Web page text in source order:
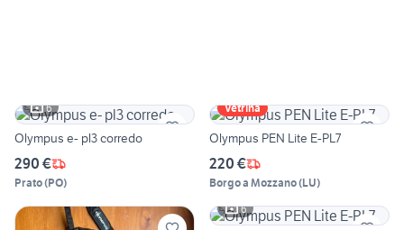
6
Olympus e- pl3 corredo
290 €
Prato(PO)
Vetrina
Olympus PEN Lite E-PL7
220 €
Borgo a Mozzano(LU)
6